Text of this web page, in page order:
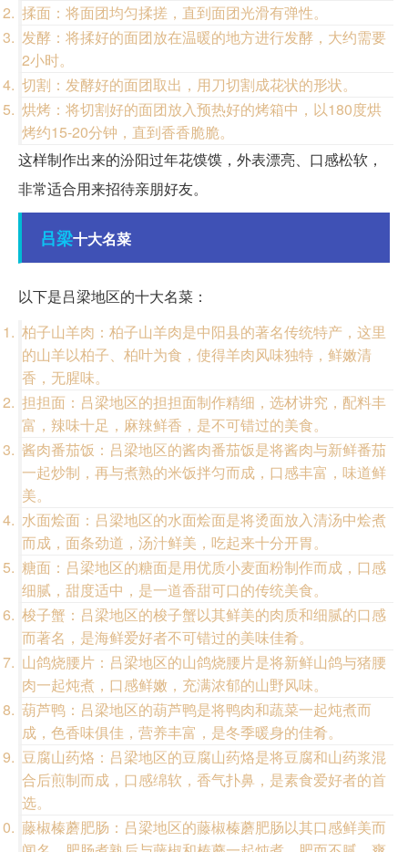
揉面：将面团均匀揉搓，直到面团光滑有弹性。
发酵：将揉好的面团放在温暖的地方进行发酵，大约需要
2小时。
切割：发酵好的面团取出，用刀切割成花状的形状。
烘烤：将切割好的面团放入预热好的烤箱中，以180度烘
烤约15-20分钟，直到香香脆脆。
这样制作出来的汾阳过年花馍馍，外表漂亮、口感松软，
非常适合用来招待亲朋好友。
吕梁十大名菜
以下是吕梁地区的十大名菜：
柏子山羊肉：柏子山羊肉是中阳县的著名传统特产，这里
的山羊以柏子、柏叶为食，使得羊肉风味独特，鲜嫩清
香，无腥味。
担担面：吕梁地区的担担面制作精细，选材讲究，配料丰
富，辣味十足，麻辣鲜香，是不可错过的美食。
酱肉番茄饭：吕梁地区的酱肉番茄饭是将酱肉与新鲜番茄
一起炒制，再与煮熟的米饭拌匀而成，口感丰富，味道鲜
美。
水面烩面：吕梁地区的水面烩面是将烫面放入清汤中烩煮
而成，面条劲道，汤汁鲜美，吃起来十分开胃。
糖面：吕梁地区的糖面是用优质小麦面粉制作而成，口感
细腻，甜度适中，是一道香甜可口的传统美食。
梭子蟹：吕梁地区的梭子蟹以其鲜美的肉质和细腻的口感
而著名，是海鲜爱好者不可错过的美味佳肴。
山鸽烧腰片：吕梁地区的山鸽烧腰片是将新鲜山鸽与猪腰
肉一起炖煮，口感鲜嫩，充满浓郁的山野风味。
葫芦鸭：吕梁地区的葫芦鸭是将鸭肉和蔬菜一起炖煮而
成，色香味俱佳，营养丰富，是冬季暖身的佳肴。
豆腐山药烙：吕梁地区的豆腐山药烙是将豆腐和山药浆混
合后煎制而成，口感绵软，香气扑鼻，是素食爱好者的首
选。
藤椒榛蘑肥肠：吕梁地区的藤椒榛蘑肥肠以其口感鲜美而